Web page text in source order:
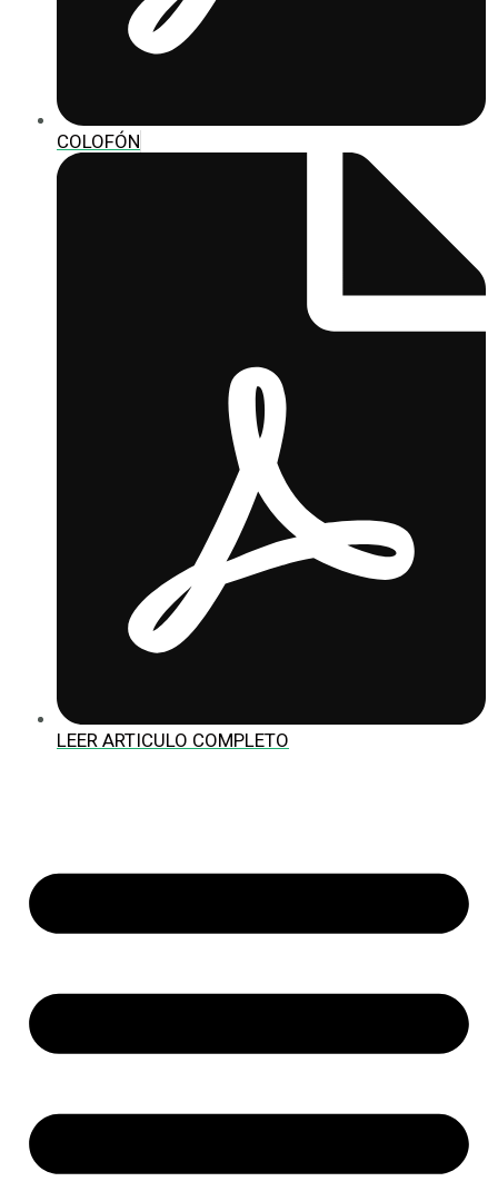
COLOFÓN
LEER ARTICULO COMPLETO